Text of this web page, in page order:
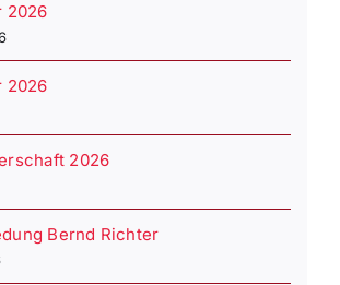
2026
2026
2026
Bernd Richter